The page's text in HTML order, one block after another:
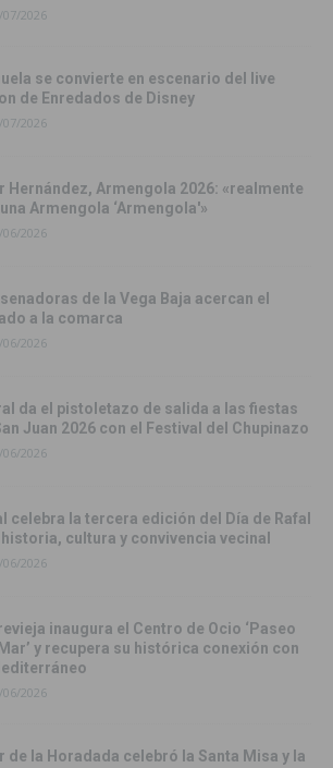
07/2026
se convierte en escenario del live
de Enredados de Disney
07/2026
Hernández, Armengola 2026: «realmente
Armengola ‘Armengola'»
06/2026
de la Vega Baja acercan el
a la comarca
06/2026
da el pistoletazo de salida a las fiestas
Juan 2026 con el Festival del Chupinazo
06/2026
celebra la tercera edición del Día de Rafal
cultura y convivencia vecinal
06/2026
inaugura el Centro de Ocio ‘Paseo
y recupera su histórica conexión con
06/2026
de la Horadada celebró la Santa Misa y la